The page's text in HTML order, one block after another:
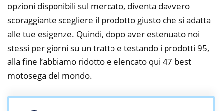
opzioni disponibili sul mercato, diventa davvero
scoraggiante scegliere il prodotto giusto che si adatta
alle tue esigenze. Quindi, dopo aver estenuato noi
stessi per giorni su un tratto e testando i prodotti 95,
alla fine l’abbiamo ridotto e elencato qui 47 best
motosega del mondo.